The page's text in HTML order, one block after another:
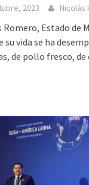
2023 Nicolás
Romero, Estado de
su vida se ha
de pollo fresco,